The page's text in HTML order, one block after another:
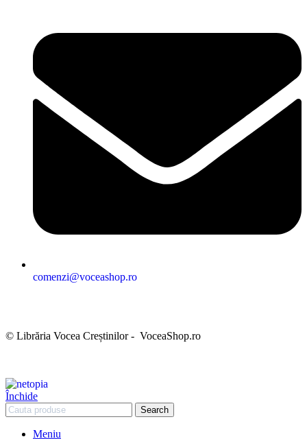
comenzi@voceashop.ro
© Librăria Vocea Creștinilor - VoceaShop.ro
Închide
Search
Meniu